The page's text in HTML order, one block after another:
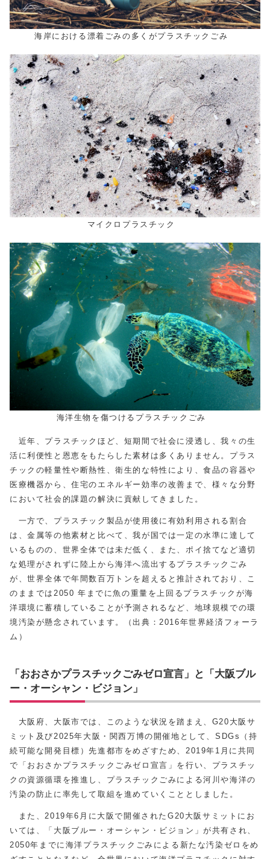
海岸における漂着ごみの多くがプラスチックごみ
マイクロプラスチック
海洋生物を傷つけるプラスチックごみ
近年、プラスチックほど、短期間で社会に浸透し、我々の生
活に利便性と恩恵をもたらした素材は多くありません。プラス
チックの軽量性や断熱性、衛生的な特性により、食品の容器や
医療機器から、住宅のエネルギー効率の改善まで、様々な分野
において社会的課題の解決に貢献してきました。
一方で、プラスチック製品が使用後に有効利用される割合
は、金属等の他素材と比べて、我が国では一定の水準に達して
いるものの、世界全体では未だ低く、また、ポイ捨てなど適切
な処理がされずに陸上から海洋へ流出するプラスチックごみ
が、世界全体で年間数百万トンを超えると推計されており、こ
のままでは2050 年までに魚の重量を上回るプラスチックが海
洋環境に蓄積していることが予測されるなど、地球規模での環
境汚染が懸念されています。（出典：2016年世界経済フォーラ
ム）
「おおさかプラスチックごみゼロ宣言」と「大阪ブル
ー・オーシャン・ビジョン」
大阪府、大阪市では、このような状況を踏まえ、G20大阪サ
ミット及び2025年大阪・関西万博の開催地として、SDGs（持
続可能な開発目標）先進都市をめざすため、2019年1月に共同
で「おおさかプラスチックごみゼロ宣言」を行い、プラスチッ
クの資源循環を推進し、プラスチックごみによる河川や海洋の
汚染の防止に率先して取組を進めていくこととしました。
また、2019年6月に大阪で開催されたG20大阪サミットにお
いては、「大阪ブルー・オーシャン・ビジョン」が共有され、
2050年までに海洋プラスチックごみによる新たな汚染ゼロをめ